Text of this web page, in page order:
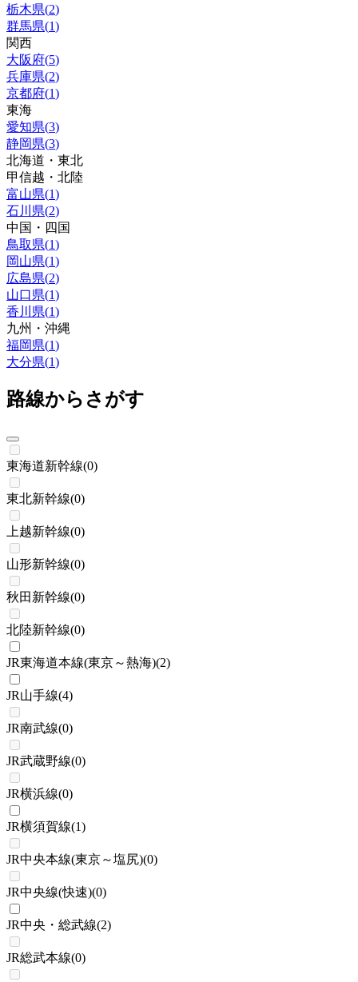
栃木県(2)
群馬県(1)
関西
大阪府(5)
兵庫県(2)
京都府(1)
東海
愛知県(3)
静岡県(3)
北海道・東北
甲信越・北陸
富山県(1)
石川県(2)
中国・四国
鳥取県(1)
岡山県(1)
広島県(2)
山口県(1)
香川県(1)
九州・沖縄
福岡県(1)
大分県(1)
路線からさがす
東海道新幹線(0)
東北新幹線(0)
上越新幹線(0)
山形新幹線(0)
秋田新幹線(0)
北陸新幹線(0)
JR東海道本線(東京～熱海)(2)
JR山手線(4)
JR南武線(0)
JR武蔵野線(0)
JR横浜線(0)
JR横須賀線(1)
JR中央本線(東京～塩尻)(0)
JR中央線(快速)(0)
JR中央・総武線(2)
JR総武本線(0)